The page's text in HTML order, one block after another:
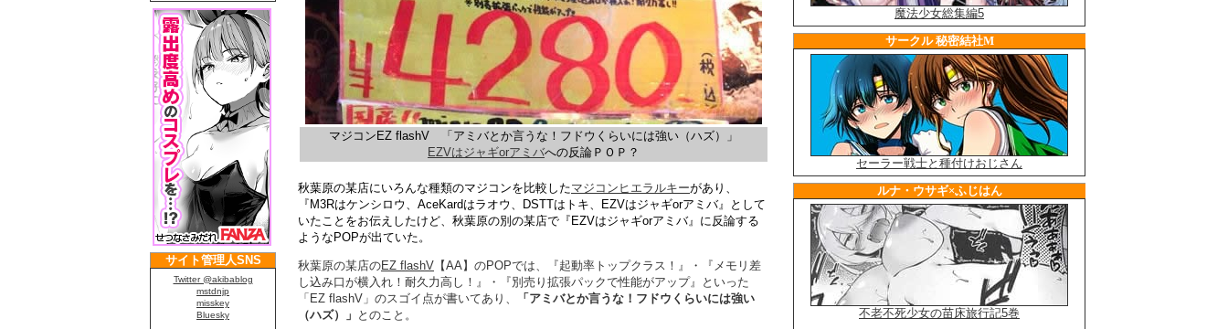
マジコンEZ flashV 「アミバとか言うな！フドウくらいには強い（ハズ）」
EZVはジャギorアミバへの反論ＰＯＰ？
秋葉原の某店にいろんな種類のマジコンを比較したマジコンヒエラルキーがあり、
『M3Rはケンシロウ、AceKardはラオウ、DSTTはトキ、EZVはジャギorアミバ』として
いたことをお伝えしたけど、秋葉原の別の某店で『EZVはジャギorアミバ』に反論する
ようなPOPが出ていた。
秋葉原の某店のEZ flashV 【AA】のPOPでは、『起動率トップクラス！』・『メモリ差
し込み口が横入れ！耐久力高し！』・『別売り拡張パックで性能がアップ』といった
「EZ flashV」のスゴイ点が書いてあり、
「アミバとか言うな！フドウくらいには強い
（ハズ）」 とのこと。